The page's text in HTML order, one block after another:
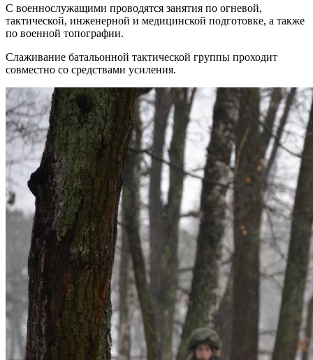
С военнослужащими проводятся занятия по огневой,
тактической, инженерной и медицинской подготовке, а также
по военной топографии.
Слаживание батальонной тактической группы проходит
совместно со средствами усиления.